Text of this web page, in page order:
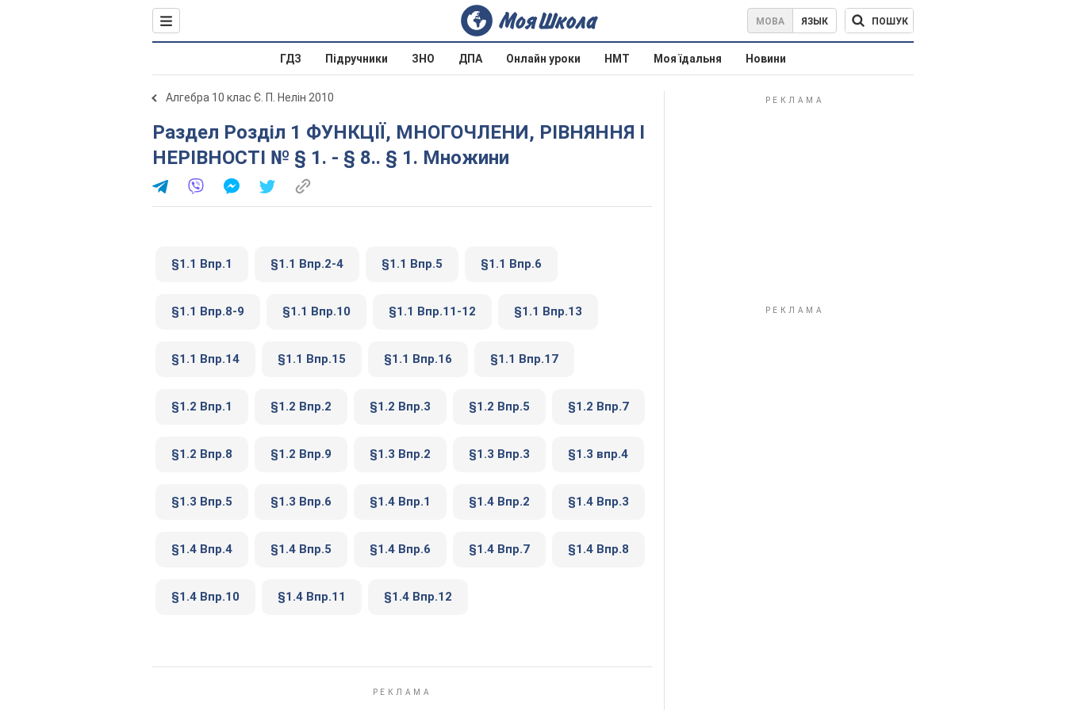
МОВА ЯЗЫК ПОШУК
ГДЗ Підручники ЗНО ДПА Онлайн уроки НМТ Моя їдальня Новини
Алгебра 10 клас Є. П. Нелін 2010
Раздел Розділ 1 ФУНКЦІЇ, МНОГОЧЛЕНИ, РІВНЯННЯ І
НЕРІВНОСТІ № § 1. - § 8.. § 1. Множини
§1.1 Впр.1 §1.1 Впр.2-4 §1.1 Впр.5 §1.1 Впр.6
§1.1 Впр.8-9 §1.1 Впр.10 §1.1 Впр.11-12 §1.1 Впр.13
§1.1 Впр.14 §1.1 Впр.15 §1.1 Впр.16 §1.1 Впр.17
§1.2 Впр.1 §1.2 Впр.2 §1.2 Впр.3 §1.2 Впр.5 §1.2 Впр.7
§1.2 Впр.8 §1.2 Впр.9 §1.3 Впр.2 §1.3 Впр.3 §1.3 впр.4
§1.3 Впр.5 §1.3 Впр.6 §1.4 Впр.1 §1.4 Впр.2 §1.4 Впр.3
§1.4 Впр.4 §1.4 Впр.5 §1.4 Впр.6 §1.4 Впр.7 §1.4 Впр.8
§1.4 Впр.10 §1.4 Впр.11 §1.4 Впр.12